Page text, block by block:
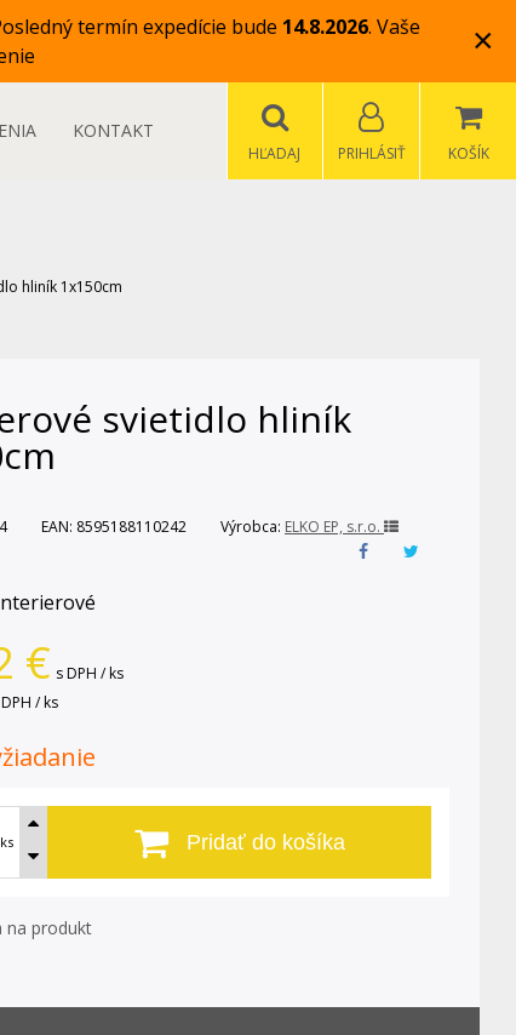
termín expedície bude 14.8.2026. Vaše
×
KONTAKT
KOŠÍK
PRIHLÁSIŤ
HĽADAJ
hliník 1x150cm
svietidlo hliník
EAN: 8595188110242 Výrobca: ELKO EP, s.r.o.
€ s DPH / ks
/ ks
ks Pridať do košíka
na produkt